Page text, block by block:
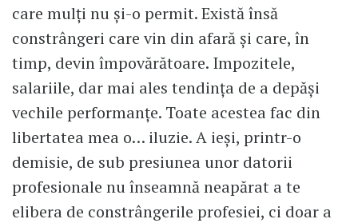
care mulți nu și-o permit. Există însă
constrângeri care vin din afară și care, în
timp, devin împovărătoare. Impozitele,
salariile, dar mai ales tendința de a depăși
vechile performanțe. Toate acestea fac din
libertatea mea o… iluzie. A ieși, printr-o
demisie, de sub presiunea unor datorii
profesionale nu înseamnă neapărat a te
elibera de constrângerile profesiei, ci doar a